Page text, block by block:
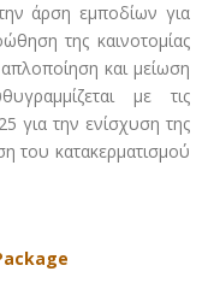
άρση εμποδίων για
της καινοτομίας
και μείωση
με τις
για την ενίσχυση της
του κατακερματισμού